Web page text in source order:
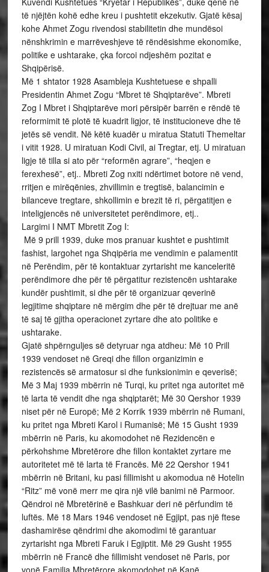
të njëjtën kohë edhe kreu i pushtetit ekzekutiv. Gjatë kësaj
kohe Ahmet Zogu rivendosi stabilitetin dhe mundësoi
nënshkrimin e marrëveshjeve të rëndësishme ekonomike,
politike e ushtarake, çka forcoi ndjeshëm pozitat e
Shqipërisë.
Më 1 shtator 1928 Asambleja Kushtetuese e shpalli
Presidentin Ahmet Zogu “Mbret të Shqiptarëve”. Mbreti
Zog I Mbret i Shqiptarëve mori përsipër barrën e rëndë të
reformimit të plotë të kuadrit ligjor, të institucioneve dhe të
jetës së vendit. Në këtë kuadër u miratua Statuti Themeltar
i vitit 1928. U miratuan Kodi Civil, ai Tregtar, etj. U miratuan
ligje të tilla si ato për “reformën agrare”, “heqjen e
ferexhesë”, etj.. Mbreti Zog nxiti ndërtimet botore në vend,
rritjen e mirëqënies, zhvillimin e tregtisë, balancimin e
bilanceve tregtare, shkollimin e brezit të ri, përgatitjen e
inteligjencës në universitetet perëndimore, etj..
Largimi I NMT Mbretit Zog I:
Më 9 prill 1939, duke mos pranuar kushtet e pushtimit
fashist, largohet nga Shqipëria me vendimin e palamentit
në Perëndim, për të kontaktuar zyrtarisht me kanceleritë
perëndimore dhe për të përgatitur rezistencën ushtarake
kundër pushtimit, si dhe për të organizuar qeverinë
legjitime shqiptare në mërgim dhe për të drejtuar me anë
të saj të gjitha operacionet zyrtare dhe ato politike e
ushtarake.
Gjatë shpërnguljes së detyruar nga atdheu: Më 10 Prill
1939 vendoset në Greqi dhe fillon organizimin e
rezistencës së armatosur si dhe funksionimin e qeverisë;
Më 3 Maj 1939 mbërrin në Turqi, ku pritet nga autoritet më
të larta të vendit dhe nga shqiptarët; Më 30 Qershor 1939
niset për në Europë; Më 2 Korrik 1939 mbërrin në Rumani,
ku pritet nga Mbreti Karol i Rumanisë; Më 15 Gusht 1939
mbërrin në Paris, ku akomodohet në Rezidencën e
përkohshme Mbretërore dhe fillon kontaktet zyrtare me
autoritetet më të larta të Francës. Më 22 Qershor 1941
mbërrin në Britani, ku pasi fillimisht u akomodua në Hotelin
“Ritz” më vonë merr me qira një vilë banimi në Parmoor.
Qëndroi në Mbretërinë e Bashkuar deri në përfundim të
luftës. Më 18 Mars 1946 vendoset në Egjipt, pas një ftese
dashamirëse qëndrimi dhe akomodimi të garantuar
zyrtarisht nga Mbreti Faruk i Egjiptit. Më 29 Gusht 1955
mbërrin në Francë dhe fillimisht vendoset në Paris, por
vonë Familja Mbretërore akomodohet në Kanë.